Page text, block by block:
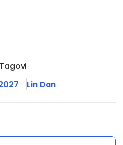
Tagovi
Lin Dan